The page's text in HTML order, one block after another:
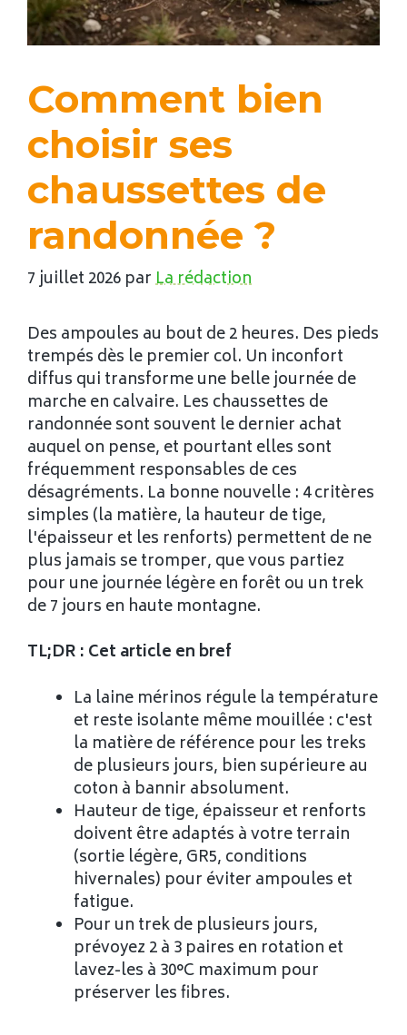
Comment bien
choisir ses
chaussettes de
randonnée ?
7 juillet 2026 parLa rédaction
Des ampoules au bout de 2 heures. Des pieds
trempés dès le premier col. Un inconfort
diffus qui transforme une belle journée de
marche en calvaire. Les chaussettes de
randonnée sont souvent le dernier achat
auquel on pense, et pourtant elles sont
fréquemment responsables de ces
désagréments. La bonne nouvelle : 4 critères
simples (la matière, la hauteur de tige,
l'épaisseur et les renforts) permettent de ne
plus jamais se tromper, que vous partiez
pour une journée légère en forêt ou un trek
de 7 jours en haute montagne.
TL;DR : Cet article en bref
La laine mérinos régule la température
et reste isolante même mouillée : c'est
la matière de référence pour les treks
de plusieurs jours, bien supérieure au
coton à bannir absolument.
Hauteur de tige, épaisseur et renforts
doivent être adaptés à votre terrain
(sortie légère, GR5, conditions
hivernales) pour éviter ampoules et
fatigue.
Pour un trek de plusieurs jours,
prévoyez 2 à 3 paires en rotation et
lavez-les à 30°C maximum pour
préserver les fibres.